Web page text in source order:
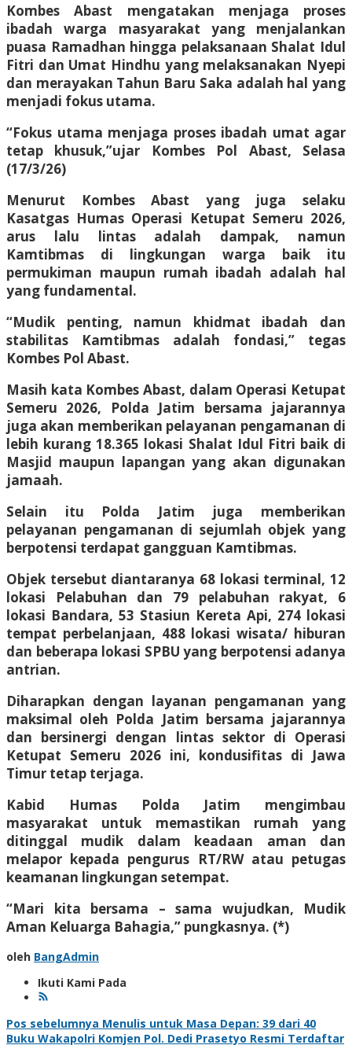
Kombes Abast mengatakan menjaga proses
ibadah warga masyarakat yang menjalankan
puasa Ramadhan hingga pelaksanaan Shalat Idul
Fitri dan Umat Hindhu yang melaksanakan Nyepi
dan merayakan Tahun Baru Saka adalah hal yang
menjadi fokus utama.
“Fokus utama menjaga proses ibadah umat agar
tetap khusuk,”ujar Kombes Pol Abast, Selasa
(17/3/26)
Menurut Kombes Abast yang juga selaku
Kasatgas Humas Operasi Ketupat Semeru 2026,
arus lalu lintas adalah dampak, namun
Kamtibmas di lingkungan warga baik itu
permukiman maupun rumah ibadah adalah hal
yang fundamental.
“Mudik penting, namun khidmat ibadah dan
stabilitas Kamtibmas adalah fondasi,” tegas
Kombes Pol Abast.
Masih kata Kombes Abast, dalam Operasi Ketupat
Semeru 2026, Polda Jatim bersama jajarannya
juga akan memberikan pelayanan pengamanan di
lebih kurang 18.365 lokasi Shalat Idul Fitri baik di
Masjid maupun lapangan yang akan digunakan
jamaah.
Selain itu Polda Jatim juga memberikan
pelayanan pengamanan di sejumlah objek yang
berpotensi terdapat gangguan Kamtibmas.
Objek tersebut diantaranya 68 lokasi terminal, 12
lokasi Pelabuhan dan 79 pelabuhan rakyat, 6
lokasi Bandara, 53 Stasiun Kereta Api, 274 lokasi
tempat perbelanjaan, 488 lokasi wisata/ hiburan
dan beberapa lokasi SPBU yang berpotensi adanya
antrian.
Diharapkan dengan layanan pengamanan yang
maksimal oleh Polda Jatim bersama jajarannya
dan bersinergi dengan lintas sektor di Operasi
Ketupat Semeru 2026 ini, kondusifitas di Jawa
Timur tetap terjaga.
Kabid Humas Polda Jatim mengimbau
masyarakat untuk memastikan rumah yang
ditinggal mudik dalam keadaan aman dan
melapor kepada pengurus RT/RW atau petugas
keamanan lingkungan setempat.
“Mari kita bersama – sama wujudkan, Mudik
Aman Keluarga Bahagia,” pungkasnya. (*)
oleh BangAdmin
Ikuti Kami Pada
Navigasi
Pos sebelumnya Menulis untuk Masa Depan: 39 dari 40
Buku Wakapolri Komjen Pol. Dedi Prasetyo Resmi Terdaftar